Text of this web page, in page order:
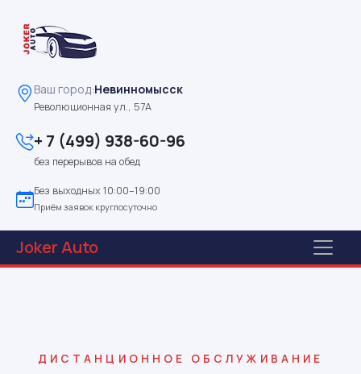
Ваш город:Невинномысск
Революционная ул., 57А
+ 7 (499) 938-60-96
без перерывов на обед
Без выходных 10:00–19:00
Приём заявок круглосуточно
JokerAuto
ДИСТАНЦИОННОЕ ОБСЛУЖИВАНИЕ